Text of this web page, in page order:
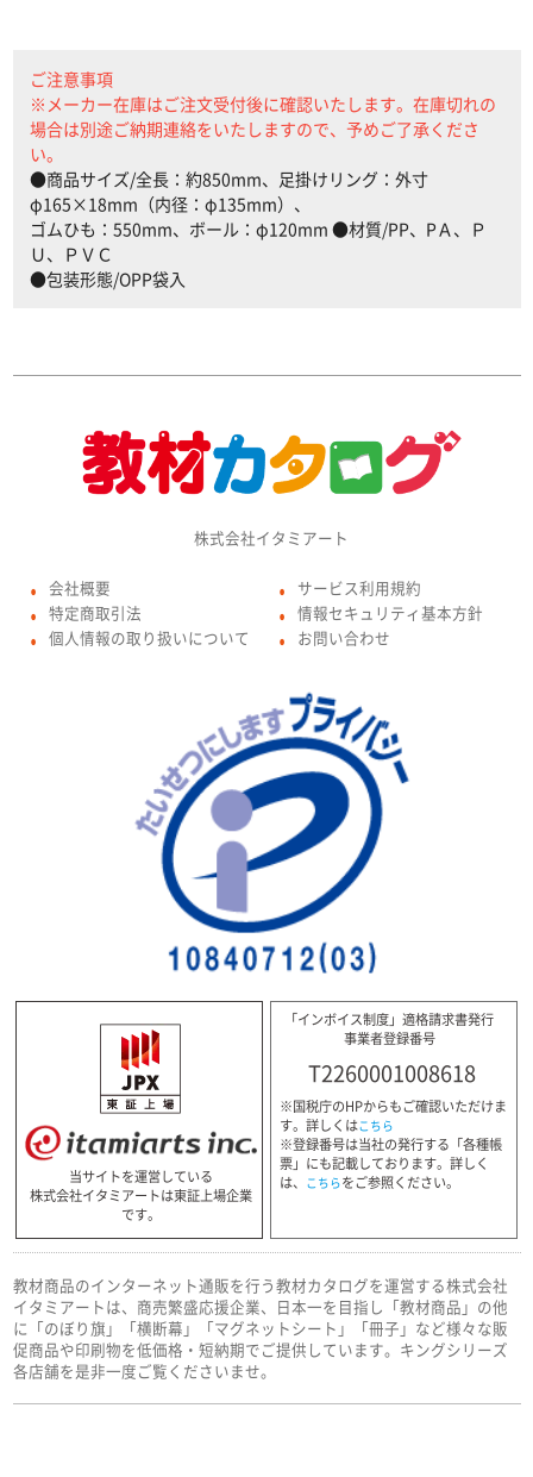
ご注意事項
※メーカー在庫はご注文受付後に確認いたします。在庫切れの
場合は別途ご納期連絡をいたしますので、予めご了承くださ
い。
●商品サイズ/全長：約850mm、足掛けリング：外寸
φ165×18mm（内径：φ135mm）、
ゴムひも：550mm、ボール：φ120mm ●材質/PP、PＡ、Ｐ
Ｕ、ＰＶＣ
●包装形態/OPP袋入
株式会社イタミアート
● 会社概要
● 特定商取引法
● 個人情報の取り扱いについて
● サービス利用規約
● 情報セキュリティ基本方針
● お問い合わせ
当サイトを運営している
株式会社イタミアートは東証上場企業
です。
「インボイス制度」適格請求書発行
事業者登録番号
T2260001008618
※国税庁のHPからもご確認いただけま
す。詳しくはこちら
※登録番号は当社の発行する「各種帳
票」にも記載しております。詳しく
は、 こちらをご参照ください。
教材商品のインターネット通販を行う教材カタログを運営する株式会社
イタミアートは、商売繁盛応援企業、日本一を目指し「教材商品」の他
に「のぼり旗」「横断幕」「マグネットシート」「冊子」など様々な販
促商品や印刷物を低価格・短納期でご提供しています。キングシリーズ
各店舗を是非一度ご覧くださいませ。